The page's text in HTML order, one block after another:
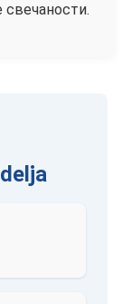
свечаности.